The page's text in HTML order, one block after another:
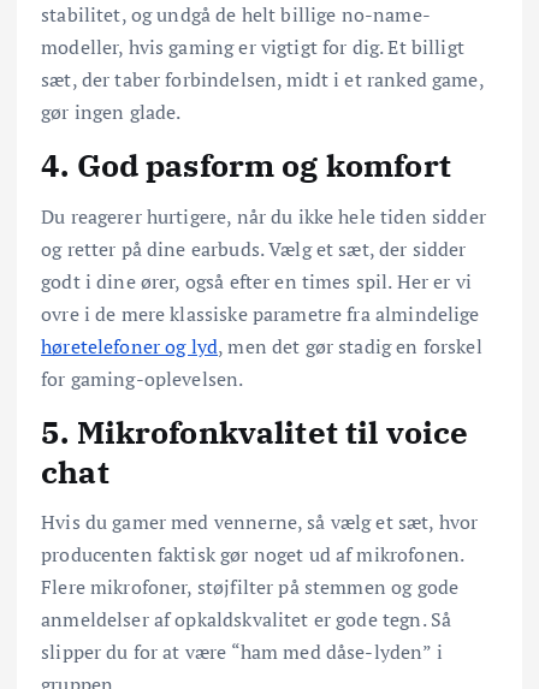
stabilitet, og undgå de helt billige no-name-
modeller, hvis gaming er vigtigt for dig. Et billigt
sæt, der taber forbindelsen, midt i et ranked game,
gør ingen glade.
4. God pasform og komfort
Du reagerer hurtigere, når du ikke hele tiden sidder
og retter på dine earbuds. Vælg et sæt, der sidder
godt i dine ører, også efter en times spil. Her er vi
ovre i de mere klassiske parametre fra almindelige
høretelefoner og lyd, men det gør stadig en forskel
for gaming-oplevelsen.
5. Mikrofonkvalitet til voice
chat
Hvis du gamer med vennerne, så vælg et sæt, hvor
producenten faktisk gør noget ud af mikrofonen.
Flere mikrofoner, støjfilter på stemmen og gode
anmeldelser af opkaldskvalitet er gode tegn. Så
slipper du for at være “ham med dåse-lyden” i